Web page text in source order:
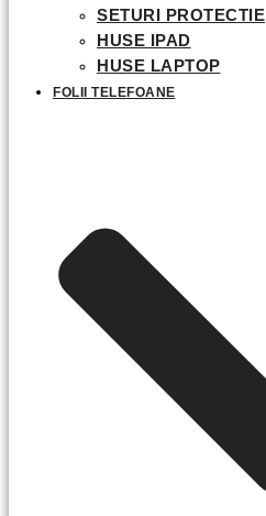
SETURI PROTECTIE
HUSE IPAD
HUSE LAPTOP
FOLII TELEFOANE